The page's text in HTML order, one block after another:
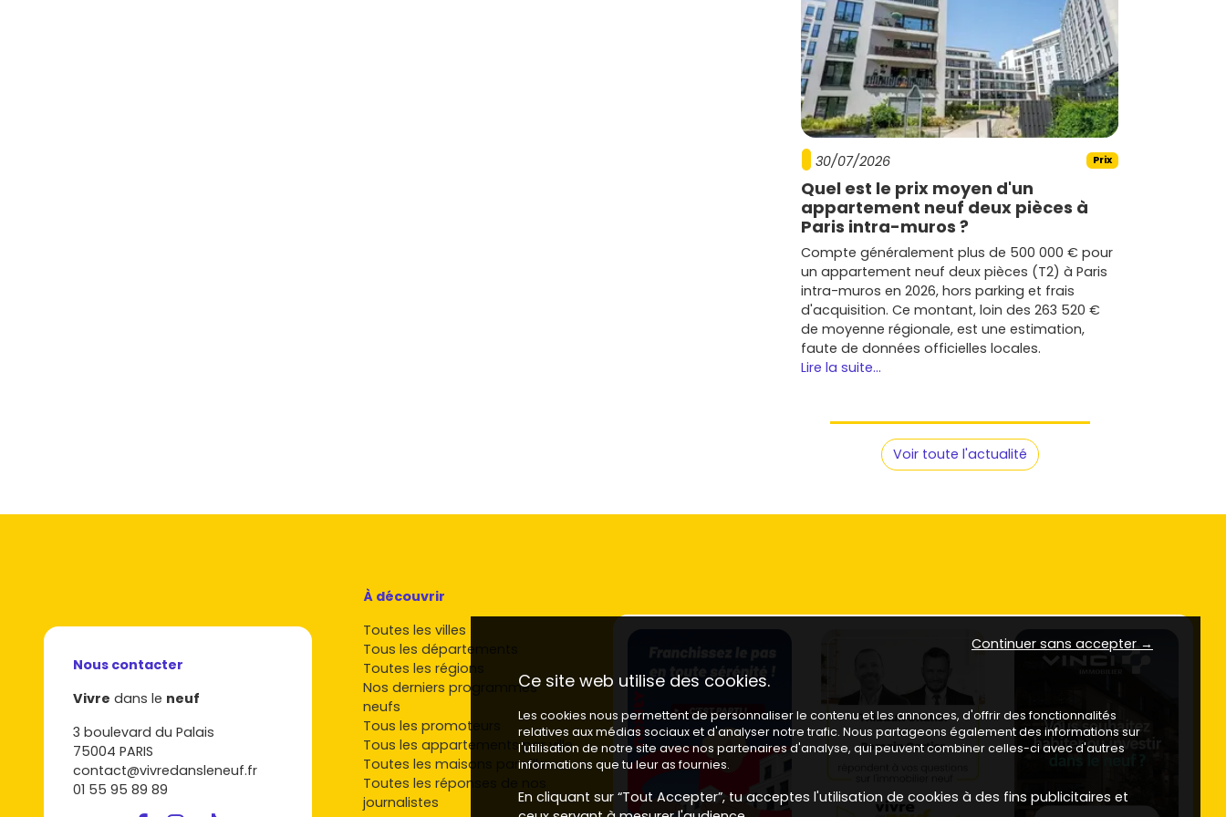
Acteur majeur, Bouygues propose des résidences modernes
et écoresponsables dans des
quartiers attractifs comme Ville-Port.
Nexity développe des programmes variés, allant des logements abordables pour primo-accédants
aux biens haut de gamme.
Cogedim
résidences de standing, Cogedim est un choix privilégié pour ceux qui cherchent
30/07/2026 Prix
Quel est le prix moyen d'un
appartement neuf deux pièces à
Paris intra-muros ?
Compte généralement plus de 500 000 € pour
un appartement neuf deux pièces (T2) à Paris
intra-muros en 2026, hors parking et frais
d'acquisition. Ce montant, loin des 263 520 €
de moyenne régionale, est une estimation,
faute de données officielles locales.
Lire la suite...
Voir toute l'actualité
Nous contacter
Vivre dans le neuf
3 boulevard du Palais
75004 PARIS
contact@vivredansleneuf.fr
01 55 95 89 89
À découvrir
Toutes les villes
Tous les départements
Toutes les régions
Nos derniers programmes
neufs
Tous les promoteurs
Tous les appartements par ville
Toutes les maisons par ville
Toutes les réponses de nos
journalistes
Continuer sans accepter →
Ce site web utilise des cookies.
Les cookies nous permettent de personnaliser le contenu et les annonces, d'offrir des fonctionnalités
relatives aux médias sociaux et d'analyser notre trafic. Nous partageons également des informations sur
l'utilisation de notre site avec nos partenaires d'analyse, qui peuvent combiner celles-ci avec d'autres
informations que tu leur as fournies.
En cliquant sur “Tout Accepter”, tu acceptes l'utilisation de cookies à des fins publicitaires et